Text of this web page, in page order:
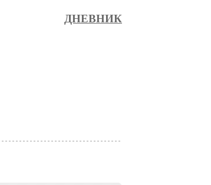
ДНЕВНИК